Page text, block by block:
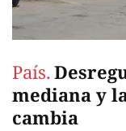
País.
mediana y
cambia